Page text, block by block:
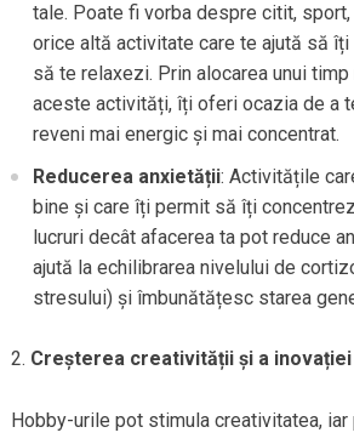
tale. Poate fi vorba despre citit,
orice altă activitate care te ajută să
să te relaxezi. Prin alocarea unui
aceste activități, îți oferi ocazia de a
reveni mai energic și mai concentrat.
Reducerea anxietății: Activitățile
bine și care îți permit să îți
lucruri decât afacerea ta pot reduce
ajută la echilibrarea nivelului de
stresului) și îmbunătățesc starea
Creșterea creativității și a inovației
Hobby-urile pot stimula creativitatea, iar